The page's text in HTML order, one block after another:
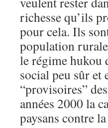
richesse qu’ils
pour cela. Ils
population
le régime hukou
social peu sûr
“provisoires”
années 2000 la
paysans contre